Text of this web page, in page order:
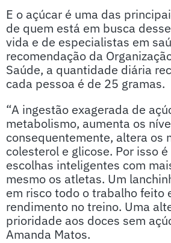
E o açúcar é uma das
de quem está em busca
vida e de especialistas em
recomendação da
Saúde, a quantidade diária
cada pessoa é de 25 gramas.
“A ingestão exagerada de
metabolismo, aumenta os
consequentemente, altera os
colesterol e glicose. Por isso
escolhas inteligentes com
mesmo os atletas. Um
em risco todo o trabalho feito
rendimento no treino. Uma
prioridade aos doces sem
Amanda Matos.